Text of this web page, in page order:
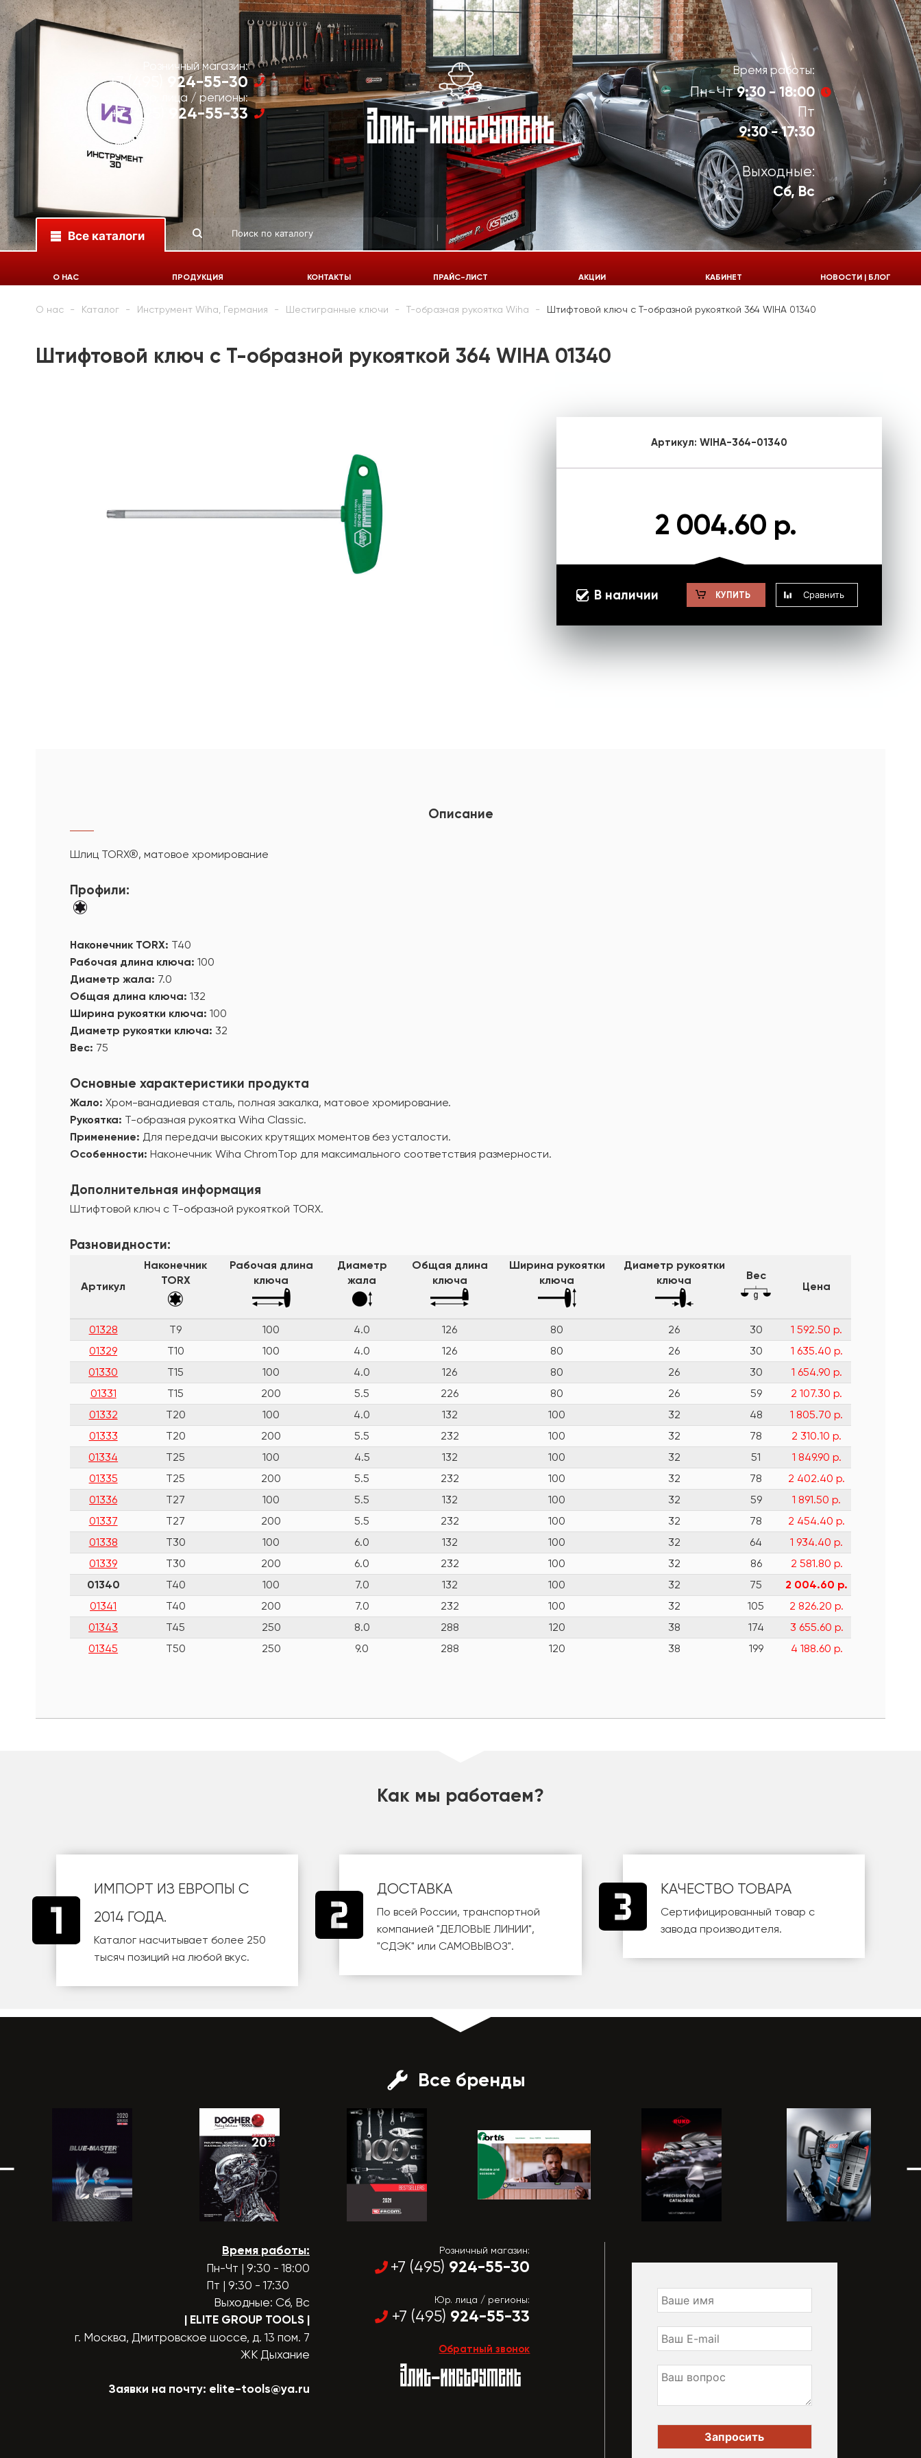
Розничный магазин:
+7 (495) 924-55-30
Юр. лица / регионы:
+7 (495) 924-55-33
Время работы:
Пн-Чт9:30 - 18:00
Пт
9:30 - 17:30
Выходные:
Сб, Вс
Все каталоги
924-55-33
О НАС ПРОДУКЦИЯ КОНТАКТЫ ПРАЙС-ЛИСТ АКЦИИ КАБИНЕТ НОВОСТИ | БЛОГ
О нас Каталог Инструмент Wiha, Германия Шестигранные ключи Т-образная рукоятка Wiha Штифтовой ключ с Т-образной рукояткой 364 WIHA 01340
Штифтовой ключ с Т-образной рукояткой 364 WIHA 01340
Артикул: WIHA-364-01340
2 004.60 р.
В наличии КУПИТЬ Сравнить
Описание
Шлиц TORX®, матовое хромирование
Профили:
Наконечник TORX: T40
Рабочая длина ключа: 100
Диаметр жала: 7.0
Общая длина ключа: 132
Ширина рукоятки ключа: 100
Диаметр рукоятки ключа: 32
Вес: 75
Основные характеристики продукта
Жало: Хром-ванадиевая сталь, полная закалка, матовое хромирование.
Рукоятка: Т-образная рукоятка Wiha Classic.
Применение: Для передачи высоких крутящих моментов без усталости.
Особенности: Наконечник Wiha ChromТор для максимального соответствия размерности.
Дополнительная информация
Штифтовой ключ с Т-образной рукояткой TORX.
Разновидности:
Артикул
Наконечник
TORX
Рабочая длина
ключа
Диаметр
жала
Общая длина
ключа
Ширина рукоятки
ключа
Диаметр рукоятки
ключа
Вес
Цена
01328 T9 100 4.0 126 80 26 30
1 592.50 р.
01329
T10 100 4.0 126 80 26 30
1 635.40 р.
01330
T15 100 4.0 126 80 26 30
1 654.90 р.
01331
T15 200 5.5 226 80 26 59
2 107.30 р.
01332
T20 100 4.0 132 100 32 48
1 805.70 р.
01333
T20 200 5.5 232 100 32 78
2 310.10 р.
01334
T25 100 4.5 132 100 32 51
1 849.90 р.
01335
T25 200 5.5 232 100 32 78
2 402.40 р.
01336
T27 100 5.5 132 100 32 59
1 891.50 р.
01337
T27 200 5.5 232 100 32 78
2 454.40 р.
01338
T30 100 6.0 132 100 32 64
1 934.40 р.
01339
T30 200 6.0 232 100 32 86
2 581.80 р.
01340
T40 100 7.0 132 100 32 75
2 004.60 р.
01341
T40 200 7.0 232 100 32 105
2 826.20 р.
01343
T45 250 8.0 288 120 38 174
3 655.60 р.
01345
Т50 250 9.0 288 120 38 199 4 188.60 р.
Как мы работаем?
ИМПОРТ ИЗ ЕВРОПЫ С
2014 ГОДА.
Каталог насчитывает более 250
тысяч позиций на любой вкус.
ДОСТАВКА
По всей России, транспортной
компанией"ДЕЛОВЫЕ ЛИНИИ",
"СДЭК" или САМОВЫВОЗ".
КАЧЕСТВО ТОВАРА
Сертифицированный товар с
завода производителя.
Все бренды
Время работы:
Пн-Чт | 9:30 - 18:00
Пт | 9:30 - 17:30
Выходные: Сб, Вс
| ELITE GROUP TOOLS |
г. Москва, Дмитровское шоссе, д. 13 пом. 7
ЖК Дыхание
Заявки на почту: elite-tools@ya.ru
Розничный магазин:
+7 (495) 924-55-30
Юр. лица / регионы:
+7 (495) 924-55-33
Обратный звонок